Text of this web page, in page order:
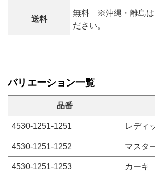
送料
無料 ※沖縄・離島は
ださい。
バリエーション一覧
品番
4530-1251-1251 レディ
4530-1251-1252 マスタ
4530-1251-1253 カーキ